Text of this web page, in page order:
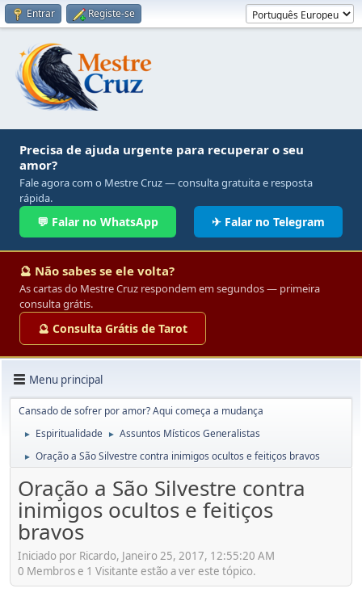
Entrar Registe-se
Precisa de ajuda urgente para recuperar o seu
amor?
Fale agora com o Mestre Cruz — consulta gratuita e resposta
rápida.
💬 Falar no WhatsApp ✈ Falar no Telegram
🔮 Não sabes se ele volta?
As cartas do Mestre Cruz respondem em segundos — primeira
consulta grátis.
🔮 Consulta Grátis de Tarot
Menu principal
Cansado de sofrer por amor? Aqui começa a mudança
► Espiritualidade ► Assuntos Místicos Generalistas
► Oração a São Silvestre contra inimigos ocultos e feitiços bravos
Oração a São Silvestre contra
inimigos ocultos e feitiços
bravos
Iniciado por Ricardo, Janeiro 25, 2017, 12:55:20 AM
0 Membros e 1 Visitante estão a ver este tópico.